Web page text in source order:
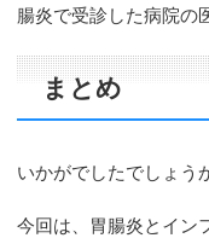
腸炎で受診した病院の
まとめ
いかがでしたでしょう
今回は、胃腸炎とイン